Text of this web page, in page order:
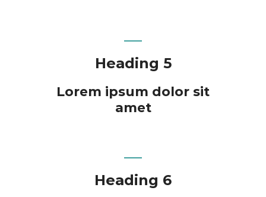
Heading 5
Lorem ipsum dolor sit
amet
Heading 6